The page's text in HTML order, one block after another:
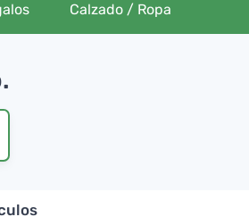
Calzado / Ropa